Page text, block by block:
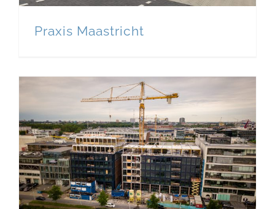
Praxis Maastricht